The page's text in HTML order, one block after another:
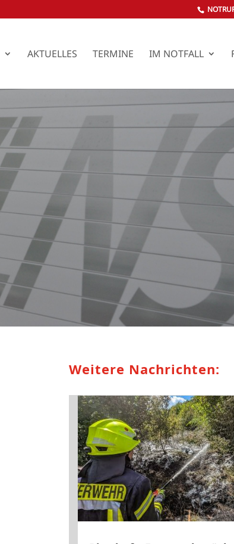
AKTUELLES TERMINE IM NOTFALL
Weitere Nachrichten: